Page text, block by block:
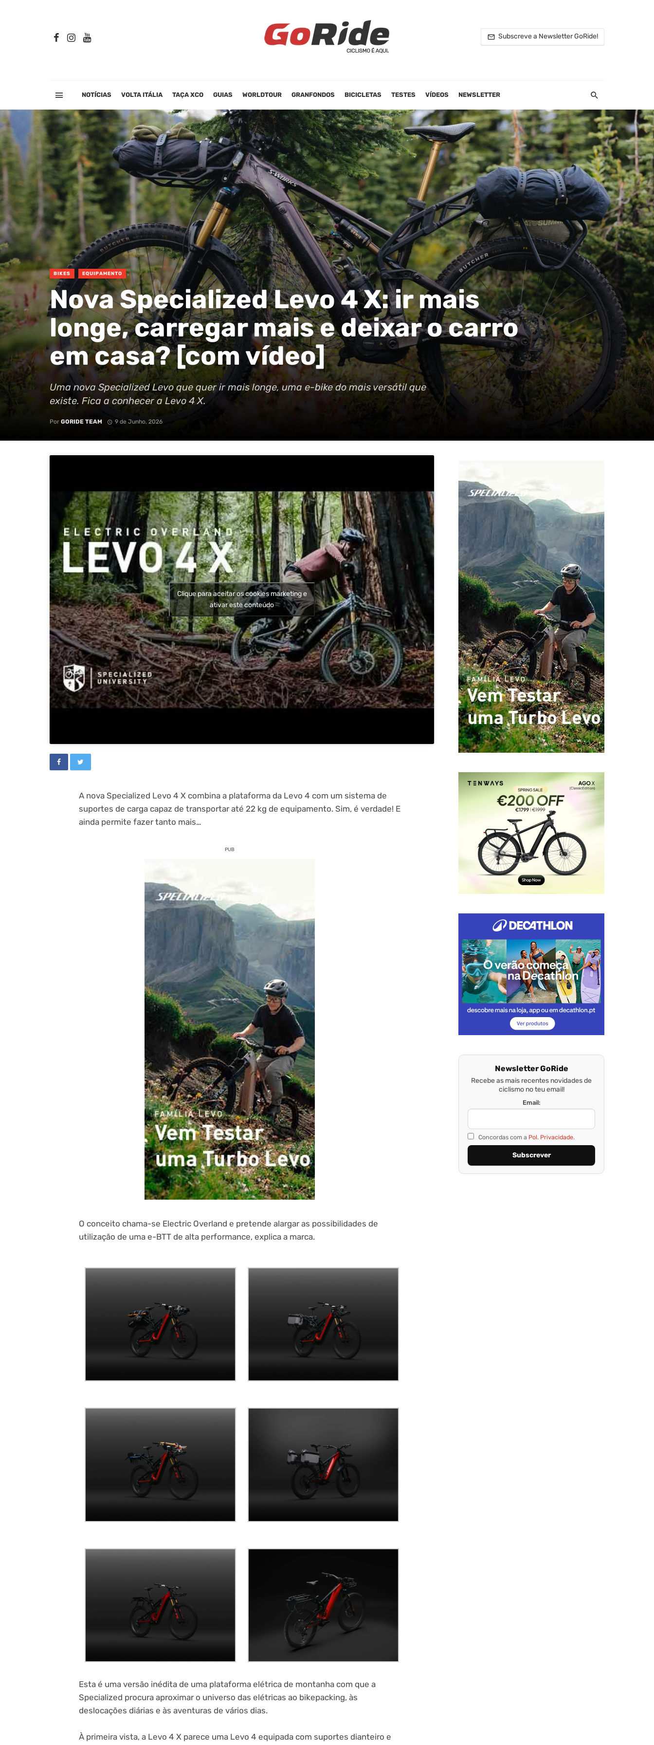
Subscreve a Newsletter GoRide!
NOTÍCIAS VOLTA ITÁLIA TAÇA XCO GUIAS WORLDTOUR GRANFONDOS BICICLETAS TESTES VÍDEOS NEWSLETTER
BIKES EQUIPAMENTO
Nova Specialized Levo 4 X: ir mais
longe, carregar mais e deixar o carro
em casa? [com vídeo]
Uma nova Specialized Levo que quer ir mais longe, uma e-bike do mais versátil que
existe. Fica a conhecer a Levo 4 X.
Por GORIDE TEAM 9 de Junho, 2026
Clique para aceitar os cookies marketing e
ativar este conteúdo
A nova Specialized Levo 4 X combina a plataforma da Levo 4 com um sistema de
suportes de carga capaz de transportar até 22 kg de equipamento. Sim, é verdade! E
ainda permite fazer tanto mais…
PUB
O conceito chama-se Electric Overland e pretende alargar as possibilidades de
utilização de uma e-BTT de alta performance, explica a marca.
Esta é uma versão inédita de uma plataforma elétrica de montanha com que a
Specialized procura aproximar o universo das elétricas ao bikepacking, às
deslocações diárias e às aventuras de vários dias.
À primeira vista, a Levo 4 X parece uma Levo 4 equipada com suportes dianteiro e
Newsletter GoRide
Recebe as mais recentes novidades de
ciclismo no teu email!
Email:
Concordas com a Pol. Privacidade.